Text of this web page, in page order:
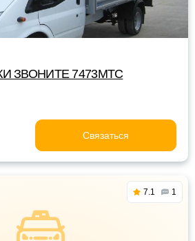
ЗВОНИТЕ 7473МТС
Связаться
7.1 1